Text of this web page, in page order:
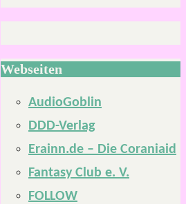
Webseiten
AudioGoblin
DDD-Verlag
Erainn.de – Die Coraniaid
Fantasy Club e. V.
FOLLOW